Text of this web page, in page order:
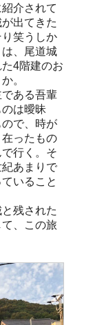
介されて
出てきた
笑うしか
、尾道城
4階建のお
。
ある吾輩
は曖昧
で、時が
ったもの
行く。そ
あまりで
いること
残された
、この旅